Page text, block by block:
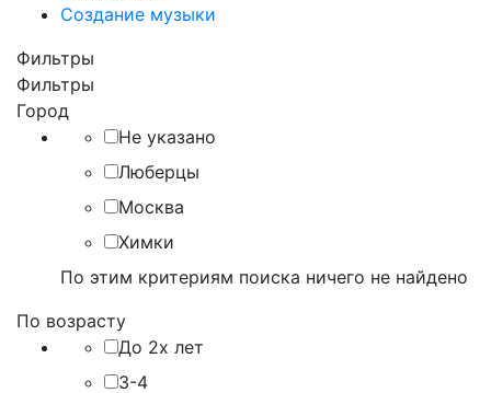
Создание музыки
Фильтры
Фильтры
Город
Не указано
Люберцы
Москва
Химки
По этим критериям поиска ничего не найдено
По возрасту
До 2х лет
3-4